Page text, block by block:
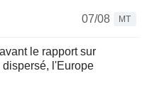
07/08
MT
le rapport sur
dispersé, l'Europe